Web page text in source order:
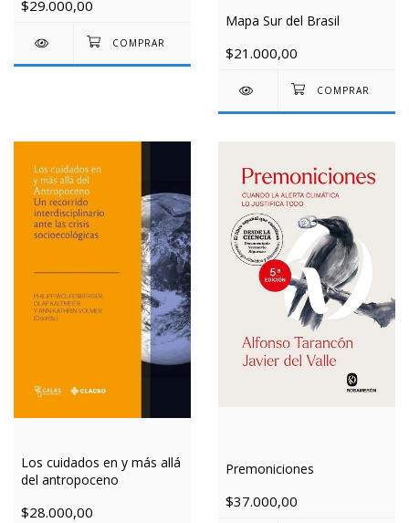
$29.000,00
Mapa Sur del Brasil
$21.000,00
Los cuidados en y más allá
del antropoceno
$28.000,00
Premoniciones
$37.000,00